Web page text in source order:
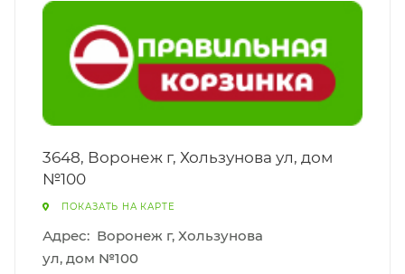
3648, Воронеж г, Хользунова ул, дом
№100
ПОКАЗАТЬ НА КАРТЕ
Адрес: Воронеж г, Хользунова
ул, дом №100